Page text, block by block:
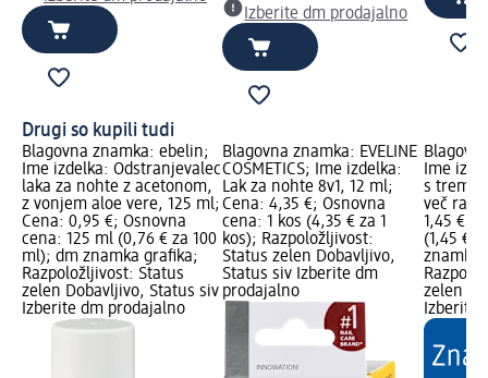
Izberite dm prodajalno
Drugi so kupili tudi
Blagovna znamka: ebelin;
Ime izdelka: Odstranjevalec
laka za nohte z acetonom,
z vonjem aloe vere, 125 ml;
Cena: 0,95 €; Osnovna
cena: 125 ml (0,76 € za 100
ml); dm znamka grafika;
Razpoložljivost: Status
zelen Dobavljivo, Status siv
Izberite dm prodajalno
Blagovna znamka: EVELINE
COSMETICS; Ime izdelka:
Lak za nohte 8v1, 12 ml;
Cena: 4,35 €; Osnovna
cena: 1 kos (4,35 € za 1
kos); Razpoložljivost:
Status zelen Dobavljivo,
Status siv Izberite dm
prodajalno
Ime
s tremi
več
1,45 €;
(1,45 €
znamka
zelen
Izberite